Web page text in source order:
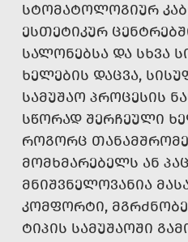
ᲡᲢᲝᲛᲐᲢᲝᲚᲝᲒᲘᲣᲠ
ᲔᲡᲗᲔᲢᲘᲙᲣᲠ
ᲡᲐᲚᲝᲜᲔᲑᲡᲐ ᲓᲐ ᲡᲮᲕᲐ
ᲮᲔᲚᲔᲑᲘᲡ ᲓᲐᲪᲕᲐ,
ᲡᲐᲛᲣᲨᲐᲝ ᲞᲠᲝᲪᲔᲡᲘᲡ
ᲡᲬᲝᲠᲐᲓ ᲨᲔᲠᲩᲔᲣᲚᲘ
ᲠᲝᲒᲝᲠᲪ
ᲛᲝᲛᲮᲛᲐᲠᲔᲑᲔᲚᲡ ᲐᲜ
ᲛᲜᲘᲨᲕᲜᲔᲚᲝᲕᲐᲜᲘᲐ
ᲙᲝᲛᲤᲝᲠᲢᲘ,
ᲢᲘᲞᲘᲡ ᲡᲐᲛᲣᲨᲐᲝᲨᲘ